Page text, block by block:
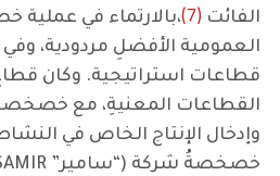
الفائت (7)
،بالارتماء في
العمومية الأفضلِ مردودية، وفي
قطاعات استراتيجية. وكان
القطاعات المعنيةِ، مع
وإدخال الإنتاج الخاص في